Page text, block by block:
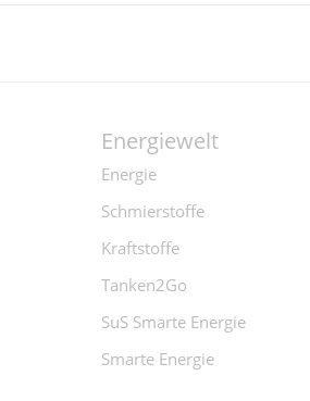
Energiewelt
Energie
Schmierstoffe
Kraftstoffe
Tanken2Go
SuS Smarte Energie
Smarte Energie